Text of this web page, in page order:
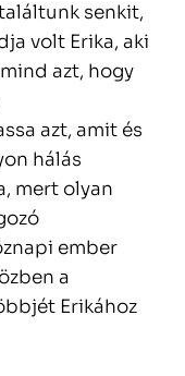
senkit,
volt Erika, aki
azt, hogy
azt, amit és
hálás
mert olyan
ember
a
Erikához